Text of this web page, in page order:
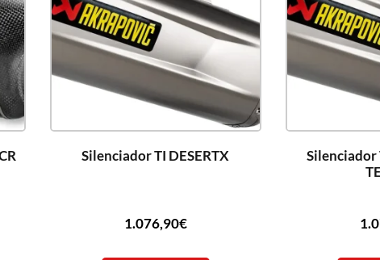
Silenciador TI DESERTX
1.076,90€
Silenciador